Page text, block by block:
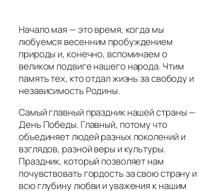
Начало мая — это время, когда мы
любуемся весенним пробуждением
природы и, конечно, вспоминаем о
великом подвиге нашего народа. Чтим
память тех, кто отдал жизнь за свободу и
независимость Родины.
Самый главный праздник нашей страны —
День Победы. Главный, потому что
объединяет людей разных поколений и
взглядов, разной веры и культуры.
Праздник, который позволяет нам
почувствовать гордость за свою страну и
всю глубину любви и уважения к нашим